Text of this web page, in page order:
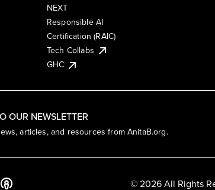
OUR NEWSLETTER
articles, and resources from AnitaB.org.
NEXT
Responsible AI
Certification (RAIC)
Tech Collabs
GHC
© 2026 All Rights